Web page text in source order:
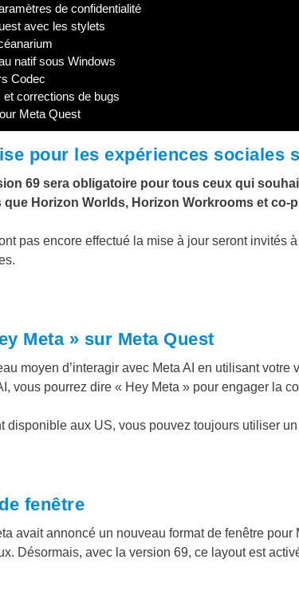
de confidentialité
avec les stylets
natif sous Windows
Codec
corrections de bugs
Meta Quest
pour les expériences sociales
69 sera obligatoire pour tous ceux qui
que Horizon Worlds, Horizon Workrooms et co-
pas encore effectué la mise à jour seront invités
Meta » sur Meta Quest
moyen d’interagir avec Meta AI en utilisant
vous pourrez dire « Hey Meta » pour engager la
disponible aux US, vous pouvez toujours utiliser
fenêtre
avait annoncé un nouveau format de fenêtre
Désormais, avec la version 69, ce layout est